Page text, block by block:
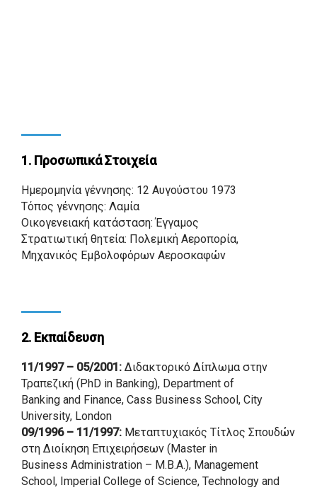
1. Προσωπικά Στοιχεία
Ημερομηνία γέννησης: 12 Αυγούστου 1973
Τόπος γέννησης: Λαμία
Οικογενειακή κατάσταση: Έγγαμος
Στρατιωτική θητεία: Πολεμική Αεροπορία,
Μηχανικός Εμβολοφόρων Αεροσκαφών
2. Εκπαίδευση
11/1997 – 05/2001: Διδακτορικό Δίπλωμα στην
Τραπεζική (PhD in Banking), Department of
Banking and Finance, Cass Business School, City
University, London
09/1996 – 11/1997: Μεταπτυχιακός Τίτλος Σπουδών
στη Διοίκηση Επιχειρήσεων (Master in
Business Administration – Μ.Β.Α.), Management
School, Imperial College of Science, Technology and